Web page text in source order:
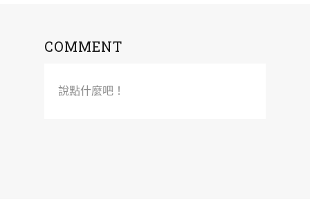
COMMENT
說點什麼吧！